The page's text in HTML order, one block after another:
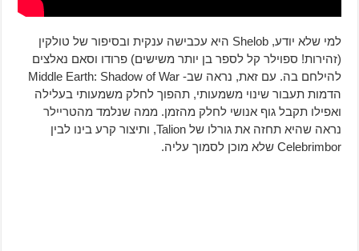
למי שלא יודע, Shelob היא עכבישה ענקית ובסיפור של טולקין
(זהירות! ספוילר קל לספר בן יותר משישים) פרודו וסאם נאלצים
להילחם בה. עם זאת, נראה שב- Middle Earth: Shadow of War
הדמות תעבור שינוי משמעותי, תהפוך לחלק משמעותי בעלילה
ואפילו תקבל גוף אנושי לחלק מהזמן. ממה שנלמד מהטריילר
נראה שהיא תחזה את גורלו של Talion, ותיצור קרע בינו לבין
Celebrimbor שלא מוכן לסמוך עליה.